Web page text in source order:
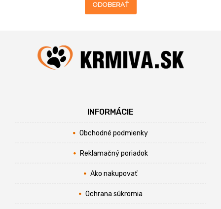
ODOBERAŤ
INFORMÁCIE
Obchodné podmienky
Reklamačný poriadok
Ako nakupovať
Ochrana súkromia